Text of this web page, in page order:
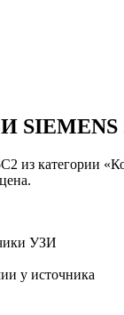
SIEMENS
из категории
УЗИ
у источника